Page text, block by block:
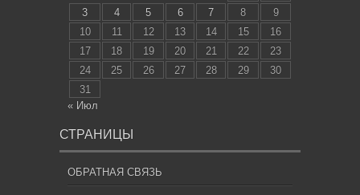
3
4 5 6 7 8
9
10
11 12 13 14 15
16
17
18 19 20 21 22
23
24
25 26 27 28 29
30
31
« Июл
СТРАНИЦЫ
ОБРАТНАЯ СВЯЗЬ